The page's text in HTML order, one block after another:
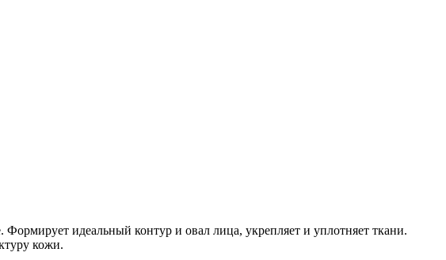
идеальный контур и овал лица, укрепляет и уплотняет ткани.
кожи.